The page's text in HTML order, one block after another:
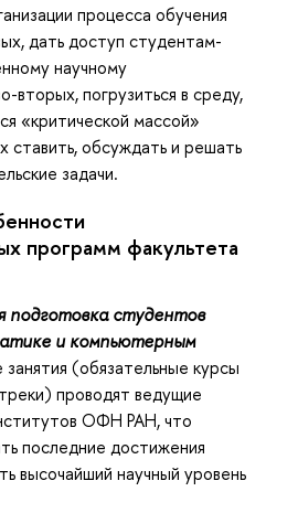
процесса обучения
дать доступ студентам-
научному
вторых, погрузиться в среду,
«критической массой»
ставить, обсуждать и решать
задачи.
программ факультета
подготовка студентов
и компьютерным
(обязательные курсы
проводят ведущие
ОФН РАН, что
последние достижения
высочайший научный уровень